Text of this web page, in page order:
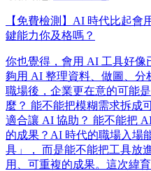
【免費檢測】AI 時代比起會
鍵能力你及格嗎？
你也覺得，會用 AI 工具好像
夠用 AI 整理資料、做圖、分
職場後，企業更在意的可能
麼？ 能不能把模糊需求拆成
適合讓 AI 協助？ 能不能把
的成果？ ​ AI 時代的職場入場
具」， 而是能不能把工具放
用、可重複的成果。 ​ 這次緯